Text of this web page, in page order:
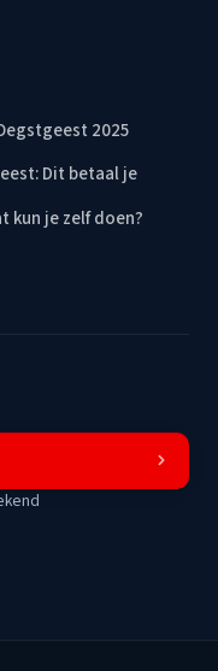
2025
Dit betaal je
kun je zelf doen?